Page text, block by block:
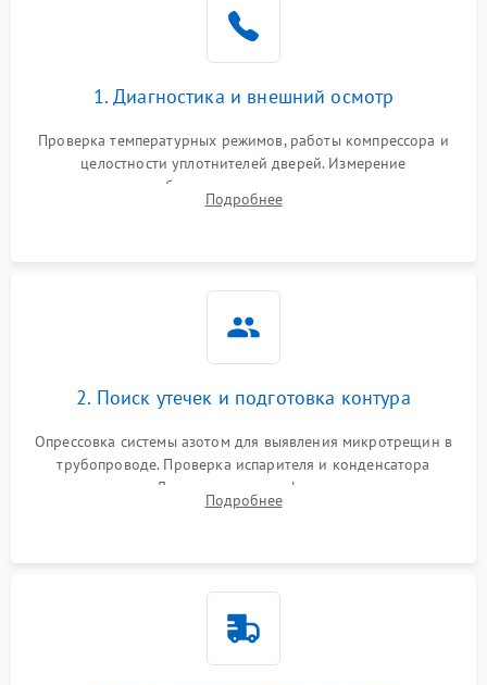
1. Диагностика и внешний осмотр
Проверка температурных режимов, работы компрессора и
целостности уплотнителей дверей. Измерение
сопротивления обмоток мотора, проверка термостата и
считывание кодов ошибок с электронного дисплея.
Подробнее
2. Поиск утечек и подготовка контура
Опрессовка системы азотом для выявления микротрещин в
трубопроводе. Проверка испарителя и конденсатора
течеискателем. Демонтаж старого фильтра-осушителя и
продувка капиллярной трубки для устранения засоров.
Подробнее